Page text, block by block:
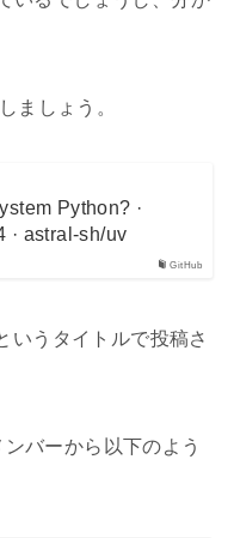
ましょう。
GitHub
Python? ·
· astral-sh/uv
いうタイトルで投稿さ
バーから以下のよう